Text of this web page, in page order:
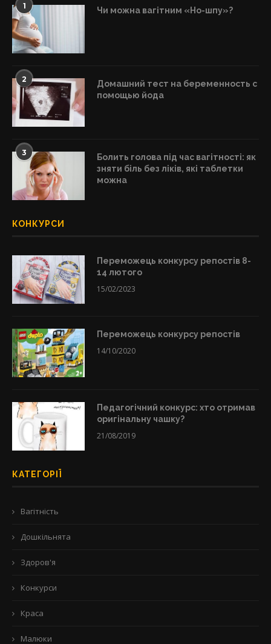
1 Чи можна вагітним «Но-шпу»?
2
Домашний тест на беременность с
помощью йода
3
Болить голова під час вагітності: як
зняти біль без ліків, які таблетки
можна
КОНКУРСИ
Переможець конкурсу репостів 8-
14 лютого
15/02/2023
Переможець конкурсу репостів
14/10/2020
Педагогічний конкурс: хто отримав
оригінальну чашку?
21/08/2019
КАТЕГОРІЇ
Вагітність
Дошкільнята
Здоров'я
Конкурси
Краса
Малюки